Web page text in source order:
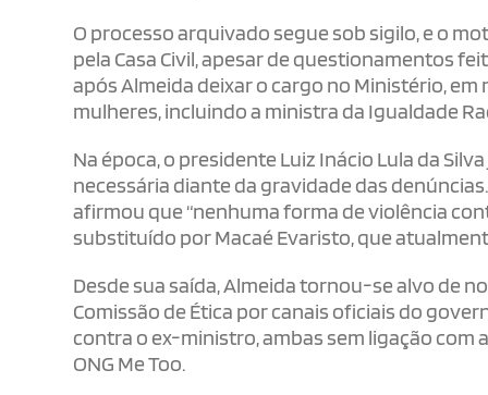
O processo arquivado segue sob sigilo, e o
pela Casa Civil, apesar de questionamentos
após Almeida deixar o cargo no Ministério,
mulheres, incluindo a ministra da Igualdade
Na época, o presidente Luiz Inácio Lula da
necessária diante da gravidade das
afirmou que “nenhuma forma de violência
substituído por Macaé Evaristo, que
Desde sua saída, Almeida tornou-se alvo de
Comissão de Ética por canais oficiais do
contra o ex-ministro, ambas sem ligação
ONG Me Too.